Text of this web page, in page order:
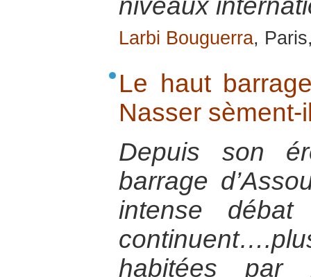
niveaux
Larbi Bouguerra,
Le haut
Nasser
Depuis son
barrage
intense
habitées